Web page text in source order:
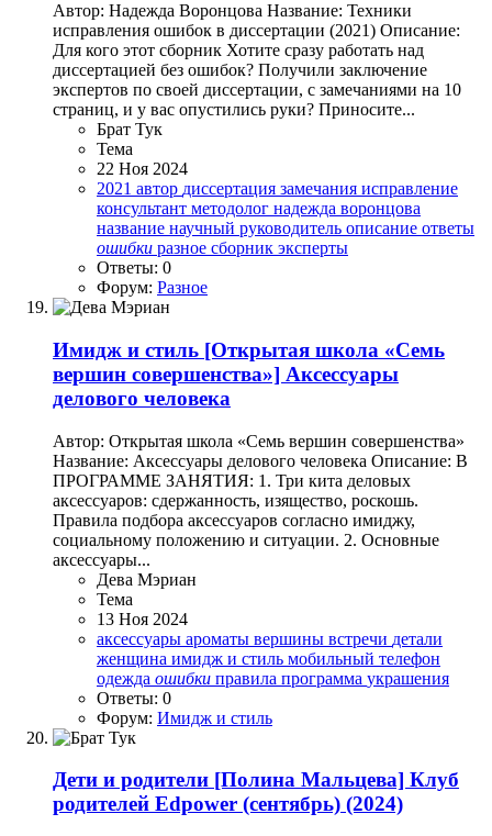
Автор: Надежда Воронцова Название: Техники
исправления ошибок в диссертации (2021) Описание:
Для кого этот сборник Хотите сразу работать над
диссертацией без ошибок? Получили заключение
экспертов по своей диссертации, с замечаниями на 10
страниц, и у вас опустились руки? Приносите...
Брат Тук
Тема
22 Ноя 2024
2021 автор диссертация замечания исправление
консультант методолог надежда воронцова
название научный руководитель описание ответы
ошибки разное сборник эксперты
Ответы: 0
Форум: Разное
Имидж и стиль [Открытая школа «Семь
вершин совершенства»] Аксессуары
делового человека
Автор: Открытая школа «Семь вершин совершенства»
Название: Аксессуары делового человека Описание: В
ПРОГРАММЕ ЗАНЯТИЯ: 1. Три кита деловых
аксессуаров: сдержанность, изящество, роскошь.
Правила подбора аксессуаров согласно имиджу,
социальному положению и ситуации. 2. Основные
аксессуары...
Дева Мэриан
Тема
13 Ноя 2024
аксессуары ароматы вершины встречи детали
женщина имидж и стиль мобильный телефон
одежда ошибки правила программа украшения
Ответы: 0
Форум: Имидж и стиль
Дети и родители [Полина Мальцева] Клуб
родителей Edpower (сентябрь) (2024)